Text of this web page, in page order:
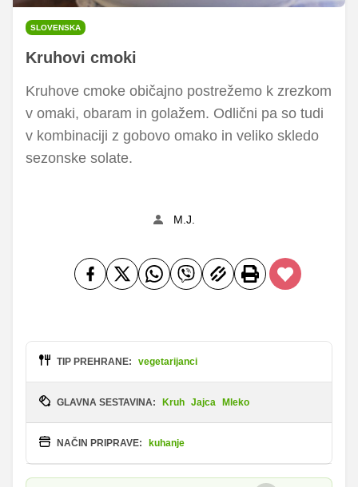
SLOVENSKA
Kruhovi cmoki
Kruhove cmoke običajno postrežemo k zrezkom
v omaki, obaram in golažem. Odlični pa so tudi
v kombinaciji z gobovo omako in veliko skledo
sezonske solate.
M.J.
TIP PREHRANE: vegetarijanci
GLAVNA SESTAVINA: Kruh Jajca Mleko
NAČIN PRIPRAVE: kuhanje